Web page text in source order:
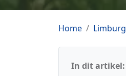
Home Limburg
In dit artikel: